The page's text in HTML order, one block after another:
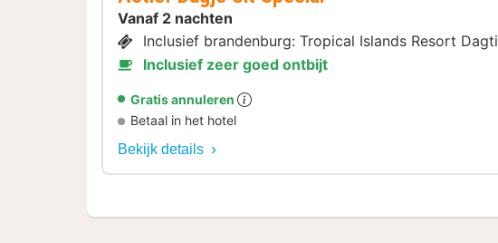
Vanaf 2 nachten
Inclusief brandenburg: Tropical Islands Resort
Inclusief zeer goed ontbijt
Gratis annuleren
Betaal in het hotel
Bekijk details